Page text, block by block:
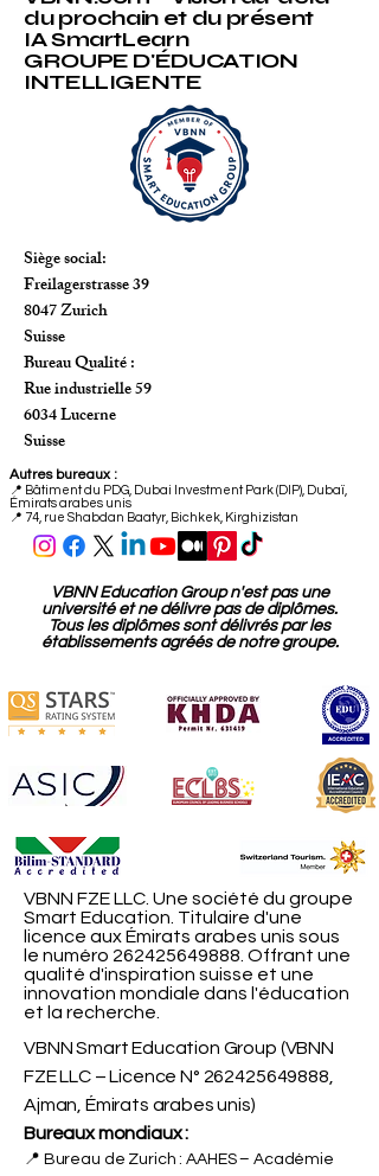
Bienvenue à
VBNN.com – Vision au-delà
du prochain et du présent
IA SmartLearn
GROUPE D'ÉDUCATION
INTELLIGENTE
Siège social:
Freilagerstrasse 39
8047 Zurich
Suisse
Bureau Qualité :
Rue industrielle 59
6034 Lucerne
Suisse
Autres bureaux :
Bâtiment du PDG, Dubai Investment Park (DIP), Dubaï,
Émirats arabes unis
📍 74, rue Shabdan Baatyr, Bichkek, Kirghizistan
VBNN Education Group n'est pas une
université et ne délivre pas de diplômes.
VBNN FZE LLC. Une société du groupe
Smart Education. Titulaire d'une
licence aux Émirats arabes unis sous
le numéro262425649888. Offrant une
qualité d'inspiration suisse et une
et la recherche.
VBNN Smart Education Group (VBNN
FZE LLC – Licence N°262425649888
Ajman, Émirats arabes unis)